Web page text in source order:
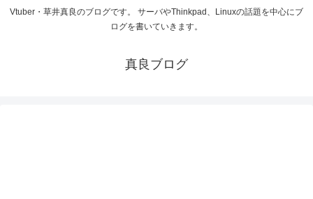
Vtuber・草井真良のブログです。 サーバやThinkpad、Linuxの話題を中心にブ
ログを書いていきます。
真良ブログ